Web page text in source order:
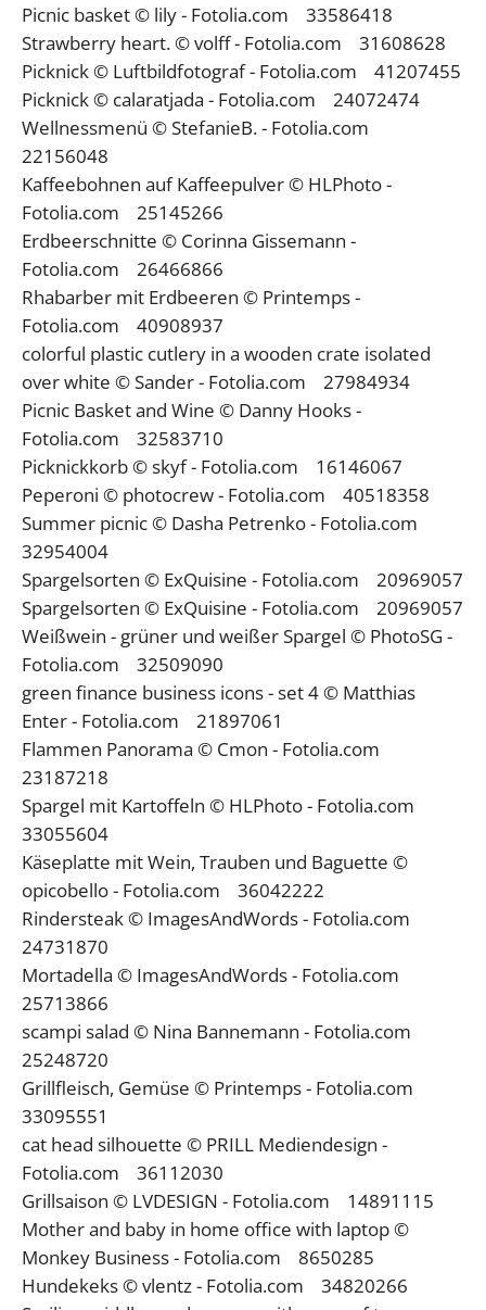
Picnic basket © lily - Fotolia.com 33586418
Strawberry heart. © volff - Fotolia.com 31608628
Picknick © Luftbildfotograf - Fotolia.com 41207455
Picknick © calaratjada - Fotolia.com 24072474
Wellnessmenü © StefanieB. - Fotolia.com
22156048
Kaffeebohnen auf Kaffeepulver © HLPhoto -
Fotolia.com 25145266
Erdbeerschnitte © Corinna Gissemann -
Fotolia.com 26466866
Rhabarber mit Erdbeeren © Printemps -
Fotolia.com 40908937
colorful plastic cutlery in a wooden crate isolated
over white © Sander - Fotolia.com 27984934
Picnic Basket and Wine © Danny Hooks -
Fotolia.com 32583710
Picknickkorb © skyf - Fotolia.com 16146067
Peperoni © photocrew - Fotolia.com 40518358
Summer picnic © Dasha Petrenko - Fotolia.com
32954004
Spargelsorten © ExQuisine - Fotolia.com 20969057
Spargelsorten © ExQuisine - Fotolia.com 20969057
Weißwein - grüner und weißer Spargel © PhotoSG -
Fotolia.com 32509090
green finance business icons - set 4 © Matthias
Enter - Fotolia.com 21897061
Flammen Panorama © Cmon - Fotolia.com
23187218
Spargel mit Kartoffeln © HLPhoto - Fotolia.com
33055604
Käseplatte mit Wein, Trauben und Baguette ©
opicobello - Fotolia.com 36042222
Rindersteak © ImagesAndWords - Fotolia.com
24731870
Mortadella © ImagesAndWords - Fotolia.com
25713866
scampi salad © Nina Bannemann - Fotolia.com
25248720
Grillfleisch, Gemüse © Printemps - Fotolia.com
33095551
cat head silhouette © PRILL Mediendesign -
Fotolia.com 36112030
Grillsaison © LVDESIGN - Fotolia.com 14891115
Mother and baby in home office with laptop ©
Monkey Business - Fotolia.com 8650285
Hundekeks © vlentz - Fotolia.com 34820266